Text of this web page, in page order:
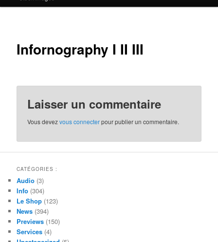
Infornography I II III
Laisser un commentaire
Vous devezvous connecterpour publier un commentaire.
CATÉGORIES :
Audio (3)
Info (304)
Le Shop (123)
News (394)
Previews (150)
Services (4)